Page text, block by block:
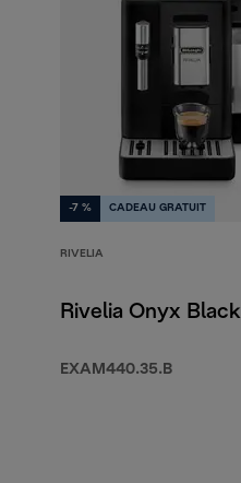
-7 % CADEAU GRATUIT
RIVELIA
Rivelia Onyx Black
EXAM440.35.B